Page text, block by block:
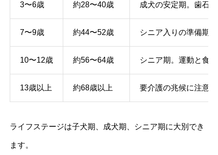
3〜6歳 約28〜40歳 成犬の安定期。歯石
7〜9歳 約44〜52歳 シニア入りの準備期
10〜12歳 約56〜64歳 シニア期。運動と食
13歳以上 約68歳以上 要介護の兆候に注意
ライフステージは子犬期、成犬期、シニア期に大別でき
ます。